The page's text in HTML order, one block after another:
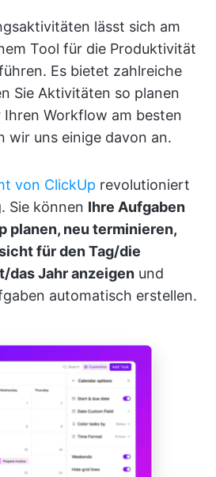
lässt sich am
Tool für die Produktivität
Es bietet zahlreiche
Sie Aktivitäten so planen
Workflow am besten
wir uns einige davon an.
von ClickUp revolutioniert
Sie können Ihre Aufgaben
planen, neu terminieren,
für den Tag/die
das Jahr anzeigen und
automatisch erstellen.